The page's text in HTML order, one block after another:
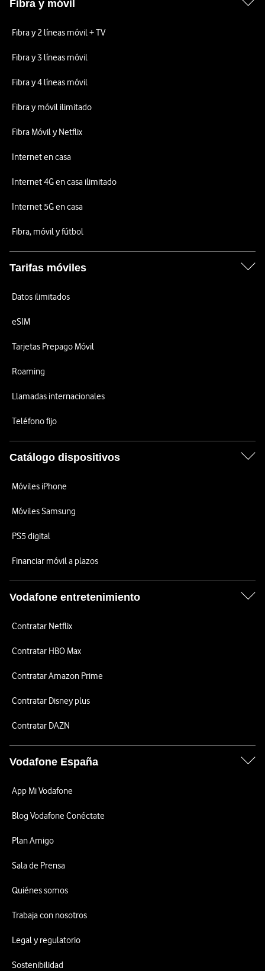
Fibra y móvil
Fibra y 2 líneas móvil + TV
Fibra y 3 líneas móvil
Fibra y 4 líneas móvil
Fibra y móvil ilimitado
Fibra Móvil y Netflix
Internet en casa
Internet 4G en casa ilimitado
Internet 5G en casa
Fibra, móvil y fútbol
Tarifas móviles
Datos ilimitados
eSIM
Tarjetas Prepago Móvil
Roaming
Llamadas internacionales
Teléfono fijo
Catálogo dispositivos
Móviles iPhone
Móviles Samsung
PS5 digital
Financiar móvil a plazos
Vodafone entretenimiento
Contratar Netflix
Contratar HBO Max
Contratar Amazon Prime
Contratar Disney plus
Contratar DAZN
Vodafone España
App Mi Vodafone
Blog Vodafone Conéctate
Plan Amigo
Sala de Prensa
Quiénes somos
Trabaja con nosotros
Legal y regulatorio
Sostenibilidad